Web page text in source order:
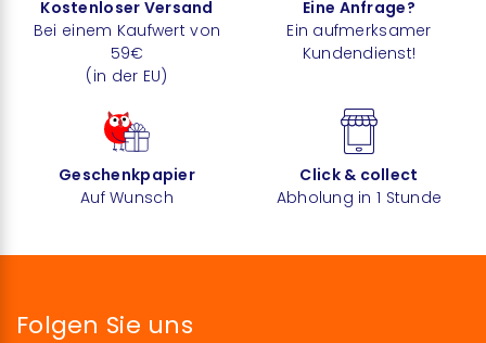
Kostenloser Versand
Bei einem Kaufwert von
59€
(in der EU)
Eine Anfrage?
Ein aufmerksamer
Kundendienst!
Geschenkpapier
Auf Wunsch
Click & collect
Abholung in 1 Stunde
Folgen Sie uns